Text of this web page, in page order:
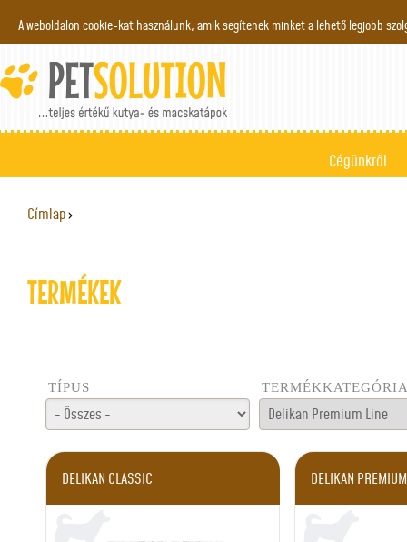
A weboldalon cookie-kat használunk, amik segítenek minket a lehető legjobb
Cégünkről
JELENLEGI HELY
Címlap›
TERMÉKEK
TÍPUS
DELIKAN CLASSIC DELIKAN